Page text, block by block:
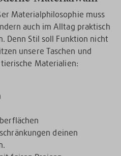
Materialphilosophie muss
auch im Alltag praktisch
Denn Stil soll Funktion nicht
unsere Taschen und
Materialien:
deinen